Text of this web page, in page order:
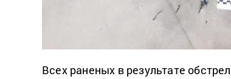
Всех раненых в результате